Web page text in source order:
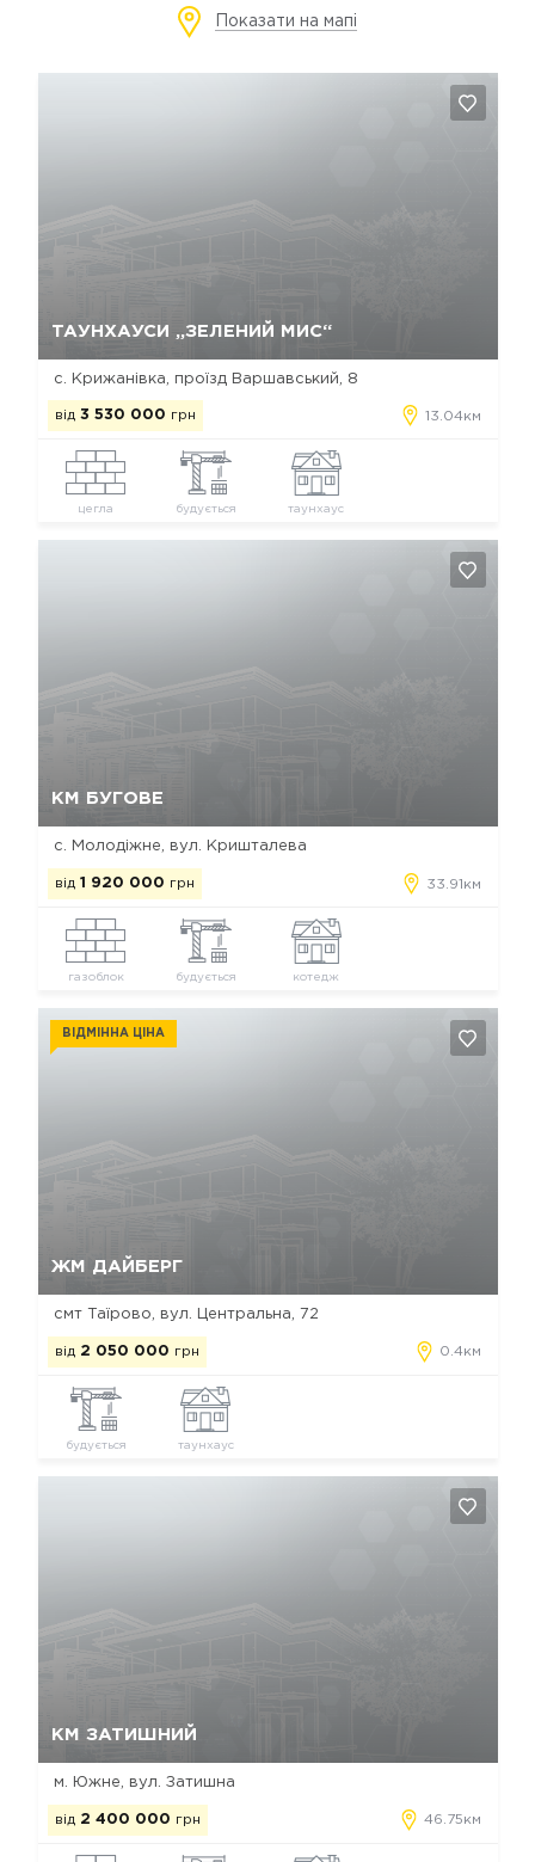
Показати на мапі
ТАУНХАУСИ „ЗЕЛЕНИЙ МИС“
с. Крижанівка, проїзд Варшавський, 8
від 3 530 000 грн 13.04км
цегла будується таунхаус
КМ БУГОВЕ
с. Молодіжне, вул. Кришталева
від 1 920 000 грн 33.91км
газоблок будується котедж
ЖМ ДАЙБЕРГ
ВІДМІННА ЦІНА
смт Таїрово, вул. Центральна, 72
від 2 050 000 грн 0.4км
будується таунхаус
КМ ЗАТИШНИЙ
м. Южне, вул. Затишна
від 2 400 000 грн 46.75км